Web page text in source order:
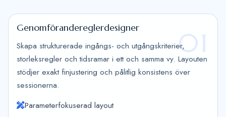
01
Genomförandereglerdesigner
Skapa strukturerade ingångs- och utgångskriterier,
storleksregler och tidsramar i ett och samma vy. Layouten
stödjer exakt finjustering och pålitlig konsistens över
sessionerna.
Parameterfokuserad layout